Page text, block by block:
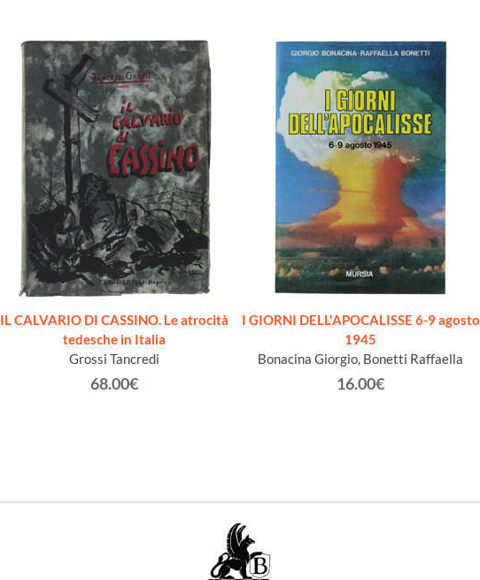
IL CALVARIO DI CASSINO. Le atrocità
tedesche in Italia
Grossi Tancredi
68.00€
I GIORNI DELL'APOCALISSE 6-9 agosto
1945
Bonacina Giorgio, Bonetti Raffaella
16.00€